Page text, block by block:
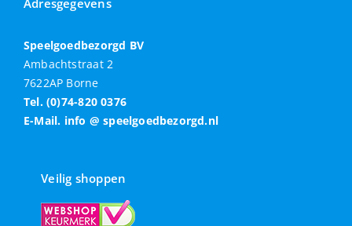
Adresgegevens
Speelgoedbezorgd BV
Ambachtstraat 2
7622AP Borne
Tel. (0)74-820 0376
E-Mail. info @ speelgoedbezorgd.nl
Veilig shoppen